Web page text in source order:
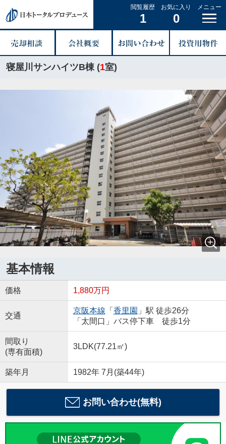
閲覧履歴
1
お気に入り
0
メニュー
寝屋川サンハイツB棟 (1室)
基本情報
価格 1,880万円
交通
京阪本線 「 香里園 」駅 徒歩26分
「太間口」バス停下車 徒歩1分
間取り
(専有面積)
3LDK(77.21㎡)
築年月 1982年 7月(築44年)
お問い合わせ(無料)